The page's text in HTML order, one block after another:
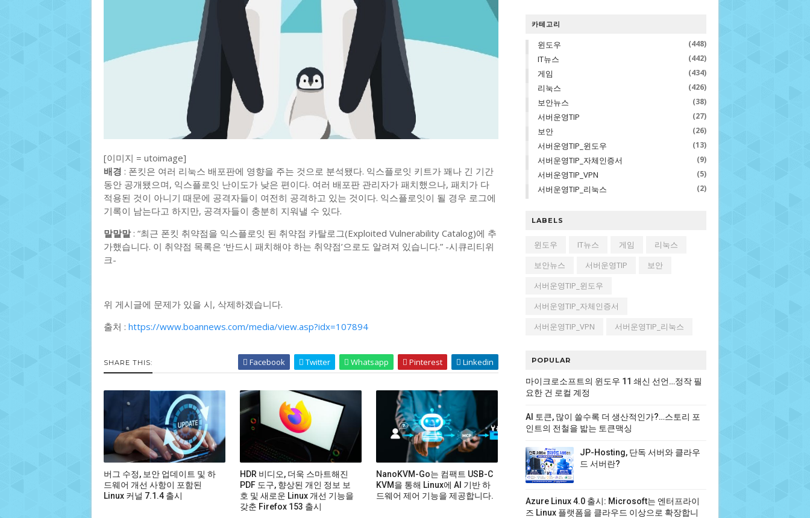
[이미지 = utoimage]
배경 : 폰킷은 여러 리눅스 배포판에 영향을 주는 것으로 분석됐다. 익스플로잇 키트가 꽤나 긴 기간
동안 공개됐으며, 익스플로잇 난이도가 낮은 편이다. 여러 배포판 관리자가 패치했으나, 패치가 다
적용된 것이 아니기 때문에 공격자들이 여전히 공격하고 있는 것이다. 익스플로잇이 될 경우 로그에
기록이 남는다고 하지만, 공격자들이 충분히 지워낼 수 있다.
말말말: “최근 폰킷 취약점을 익스플로잇 된 취약점 카탈로그(Exploited Vulnerability Catalog)에 추
가했습니다. 이 취약점 목록은 ‘반드시 패치해야 하는 취약점’으로도 알려져 있습니다.” -시큐리티위
크-
위 게시글에 문제가 있을 시, 삭제하겠습니다.
출처 : https://www.boannews.com/media/view.asp?idx=107894
SHARE THIS: Facebook Twitter Whatsapp Pinterest Linkedin
버그 수정, 보안 업데이트 및 하
드웨어 개선 사항이 포함된
Linux 커널 7.1.4 출시
HDR 비디오, 더욱 스마트해진
PDF 도구, 향상된 개인 정보 보
호 및 새로운 Linux 개선 기능을
갖춘 Firefox 153 출시
NanoKVM-Go는 컴팩트 USB-C
KVM을 통해 Linux에 AI 기반 하
드웨어 제어 기능을 제공합니다.
카테고리
윈도우 (448)
IT뉴스 (442)
게임 (434)
리눅스 (426)
보안뉴스 (38)
서버운영TIP (27)
보안 (26)
서버운영TIP_윈도우 (13)
서버운영TIP_자체인증서 (9)
서버운영TIP_VPN (5)
서버운영TIP_리눅스 (2)
LABELS
윈도우 IT뉴스 게임
리눅스
보안뉴스
서버운영TIP
보안
서버운영TIP_윈도우
서버운영TIP_자체인증서
서버운영TIP_VPN
서버운영TIP_리눅스
POPULAR
마이크로소프트의 윈도우 11 쇄신 선언…정작 필
요한 건 로컬 계정
AI 토큰, 많이 쓸수록 더 생산적인가?…스토리 포
인트의 전철을 밟는 토큰맥싱
JP-Hosting, 단독 서버와 클라우
드 서버란?
Azure Linux 4.0 출시: Microsoft는 엔터프라이
즈 Linux 플랫폼을 클라우드 이상으로 확장합니